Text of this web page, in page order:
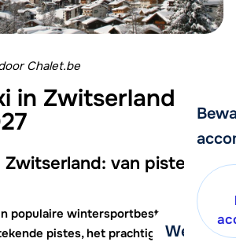
We
Chalet.be
in Zwitserland
van piste
populaire wintersportbestemming
pistes, het prachtige uitzicht